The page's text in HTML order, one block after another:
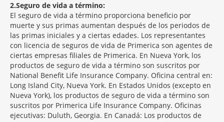
2 Seguro de vida a término:
El seguro de vida a término proporciona beneficio por
muerte y sus primas aumentan después de los periodos de
las primas iniciales y a ciertas edades. Los representantes
con licencia de seguros de vida de Primerica son agentes de
ciertas empresas filiales de Primerica. En Nueva York, los
productos de seguro de vida a término son suscritos por
National Benefit Life Insurance Company. Oficina central en:
Long Island City, Nueva York. En Estados Unidos (excepto en
Nueva York), los productos de seguro de vida a término son
suscritos por Primerica Life Insurance Company. Oficinas
ejecutivas: Duluth, Georgia. En Canadá: Los productos de